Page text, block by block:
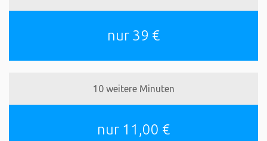
nur 39 €
10 weitere Minuten
nur 11,00 €